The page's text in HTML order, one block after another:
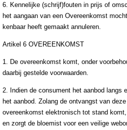
6. Kennelijke (schrijf)fouten in prijs of
het aangaan van een Overeenkomst
kenbaar heeft gemaakt annuleren.
Artikel 6 OVEREENKOMST
1. De overeenkomst komt, onder
daarbij gestelde voorwaarden.
2. Indien de consument het aanbod langs
het aanbod. Zolang de ontvangst van
overeenkomst elektronisch tot stand
en zorgt de bloemist voor een veilige